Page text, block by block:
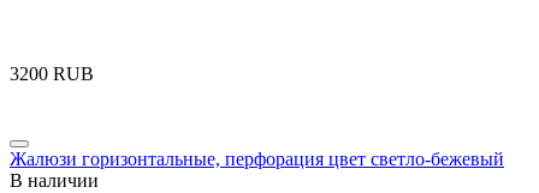
‍3200‍ RUB
Жалюзи горизонтальные, перфорация цвет светло-бежевый
В наличии